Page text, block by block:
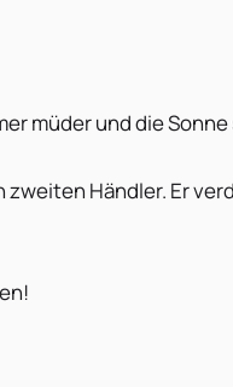
müder und die
Händler. Er